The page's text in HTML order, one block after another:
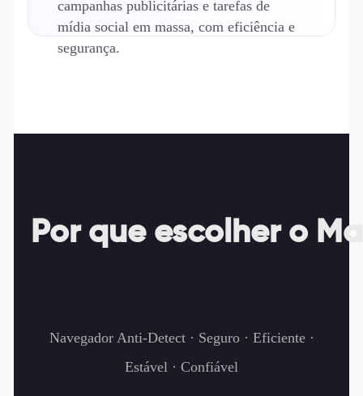
campanhas publicitárias e tarefas de
mídia social em massa, com eficiência e
segurança.
Por que escolher o
Navegador Anti-Detect · Seguro · Eficiente ·
Estável · Confiável